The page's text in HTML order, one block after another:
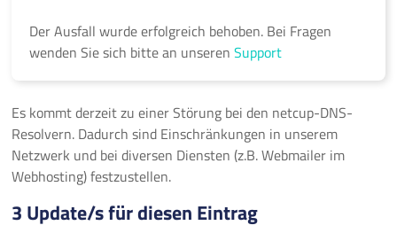
Der Ausfall wurde erfolgreich behoben. Bei Fragen
wenden Sie sich bitte an unseren Support
Es kommt derzeit zu einer Störung bei den netcup-DNS-
Resolvern. Dadurch sind Einschränkungen in unserem
Netzwerk und bei diversen Diensten (z.B. Webmailer im
Webhosting) festzustellen.
3 Update/s für diesen Eintrag